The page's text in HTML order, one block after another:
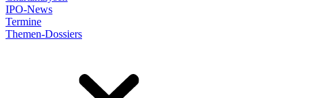
IPO-News
Termine
Themen-Dossiers